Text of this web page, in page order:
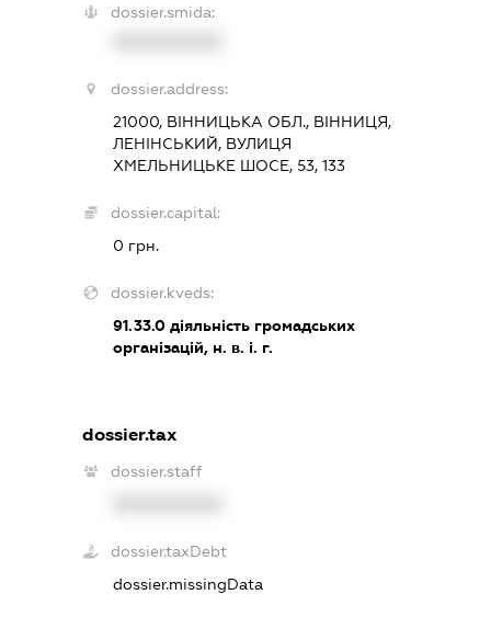
dossier.smida:
dossier.address:
21000, ВІННИЦЬКА ОБЛ., ВІННИЦЯ,
ЛЕНІНСЬКИЙ, ВУЛИЦЯ
ХМЕЛЬНИЦЬКЕ ШОСЕ, 53, 133
dossier.capital:
0 грн.
dossier.kveds:
91.33.0 діяльність громадських
організацій, н. в. і. г.
dossier.tax
dossier.staff
dossier.taxDebt
dossier.missingData